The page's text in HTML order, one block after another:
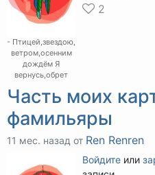
- Птицей,звездою,
ветром,осенним
дождём Я
вернусь,обрет
2
Часть моих
фамильяры
11 мес. назад от Ren Renren
Войдите или